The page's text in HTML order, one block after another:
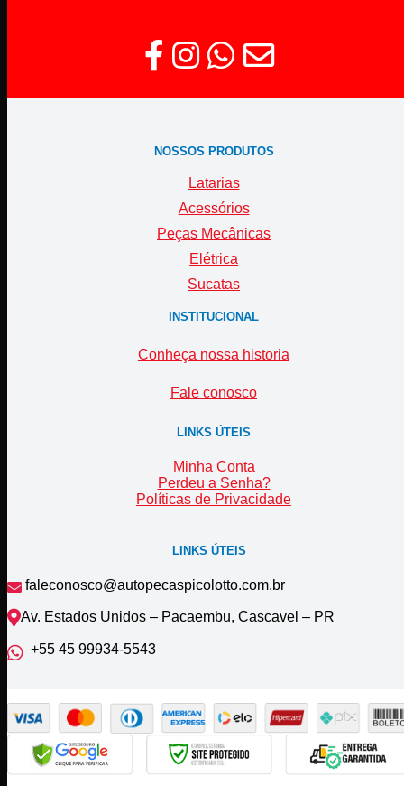
NOSSOS PRODUTOS
Latarias
Acessórios
Peças Mecânicas
Elétrica
Sucatas
INSTITUCIONAL
Conheça nossa historia
Fale conosco
LINKS ÚTEIS
Minha Conta
Perdeu a Senha?
Políticas de Privacidade
LINKS ÚTEIS
faleconosco@autopecaspicolotto.com.br
Av. Estados Unidos – Pacaembu, Cascavel – PR
+55 45 99934‑5543‬